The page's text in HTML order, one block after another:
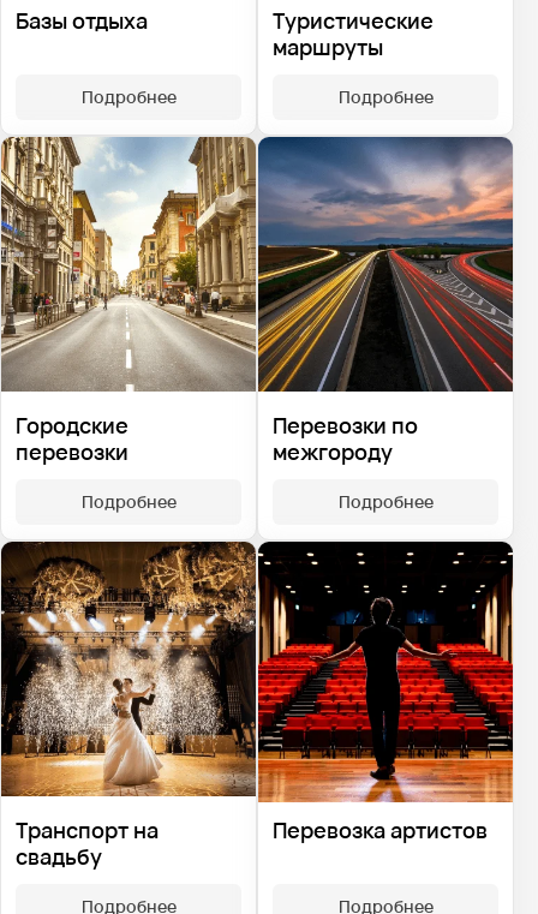
Базы отдыха
Подробнее
Туристические
маршруты
Подробнее
Городские
перевозки
Подробнее
Перевозки по
межгороду
Подробнее
Транспорт на
свадьбу
Подробнее
Перевозка артистов
Подробнее